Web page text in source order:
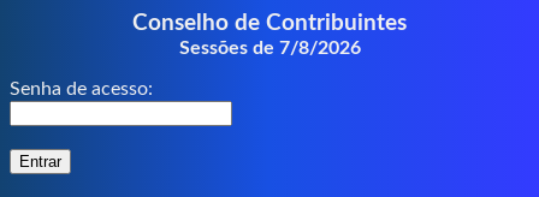
Conselho de Contribuintes
Sessões de 7/8/2026
Senha de acesso: